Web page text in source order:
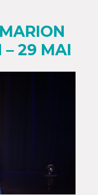
– 29 MAI